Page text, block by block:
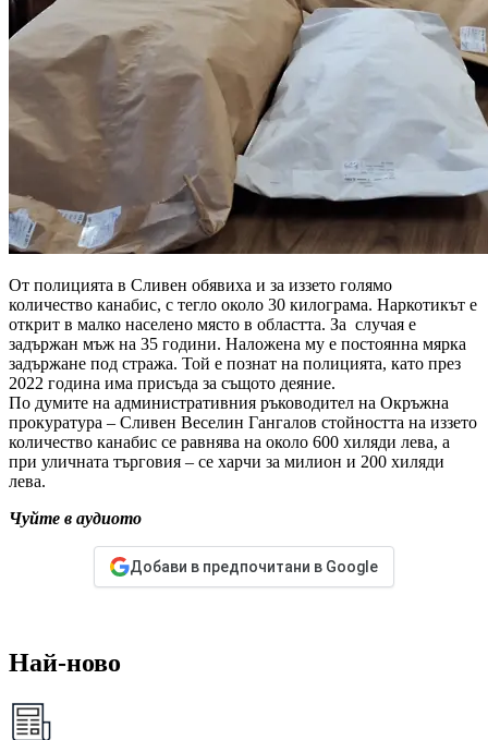
От полицията в Сливен обявиха и за иззето голямо
количество канабис, с тегло около 30 килограма. Наркотикът е
открит в малко населено място в областта. За случая е
задържан мъж на 35 години. Наложена му е постоянна мярка
задържане под стража. Той е познат на полицията, като през
2022 година има присъда за същото деяние.
По думите на административния ръководител на Окръжна
прокуратура – Сливен Веселин Гангалов стойността на иззето
количество канабис се равнява на около 600 хиляди лева, а
при уличната търговия – се харчи за милион и 200 хиляди
лева.
Чуйте в аудиото
Добави в предпочитани в Google
Най-ново